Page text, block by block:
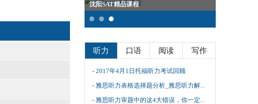
沈阳SAT精品课程
听力 口语 阅读 写作
- 2017年4月1日托福听力考试回顾
- 雅思听力表格选择题分析_雅思听力解...
- 雅思听力审题中的这4大错误，你一定...